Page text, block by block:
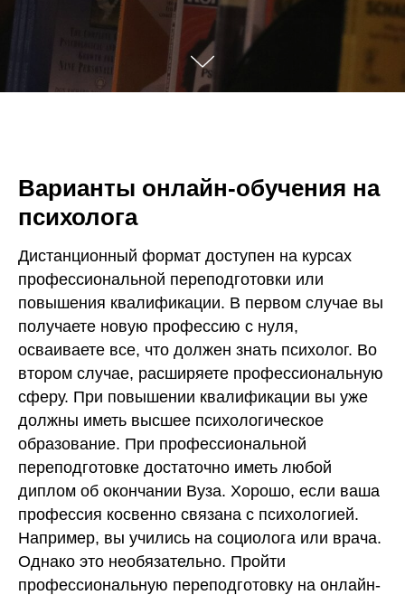
Варианты онлайн-обучения на
психолога
Дистанционный формат доступен на курсах
профессиональной переподготовки или
повышения квалификации. В первом случае вы
получаете новую профессию с нуля,
осваиваете все, что должен знать психолог. Во
втором случае, расширяете профессиональную
сферу. При повышении квалификации вы уже
должны иметь высшее психологическое
образование. При профессиональной
переподготовке достаточно иметь любой
диплом об окончании Вуза. Хорошо, если ваша
профессия косвенно связана с психологией.
Например, вы учились на социолога или врача.
Однако это необязательно. Пройти
профессиональную переподготовку на онлайн-